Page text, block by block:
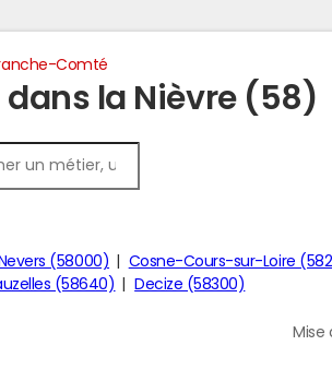
Comté
la Nièvre (58)
Nevers (58000)
Cosne-Cours-sur-Loire
(58640)
Decize (58300)
Mise